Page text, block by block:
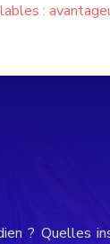
:
? Quelles